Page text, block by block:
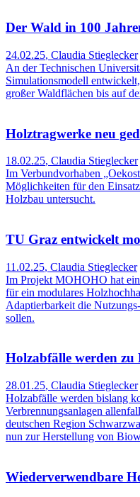
Der Wald in 100
24.02.25, Claudia Stieglecker
An der Technischen
Simulationsmodell
großer Waldflächen bis auf
Holztragwerke neu
18.02.25, Claudia Stieglecker
Im Verbundvorhaben
Möglichkeiten für den
Holzbau untersucht.
TU Graz entwickelt
11.02.25, Claudia Stieglecker
Im Projekt MOHOHO hat
für ein modulares
Adaptierbarkeit die
sollen.
Holzabfälle werden zu
28.01.25, Claudia Stieglecker
Holzabfälle werden bislang
Verbrennungsanlagen
deutschen Region
nun zur Herstellung von
Wiederverwendbare